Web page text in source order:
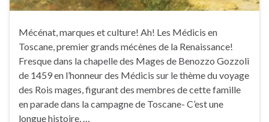
Mécénat, marques et culture! Ah! Les Médicis en
Toscane, premier grands mécènes de la Renaissance!
Fresque dans la chapelle des Mages de Benozzo Gozzoli
de 1459 en l’honneur des Médicis sur le thème du voyage
des Rois mages, figurant des membres de cette famille
en parade dans la campagne de Toscane- C’est une
longue histoire, …